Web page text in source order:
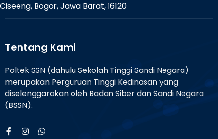
Ciseeng, Bogor, Jawa Barat, 16120
Tentang Kami
Poltek SSN (dahulu Sekolah Tinggi Sandi Negara)
merupakan Perguruan Tinggi Kedinasan yang
diselenggarakan oleh Badan Siber dan Sandi Negara
(BSSN).